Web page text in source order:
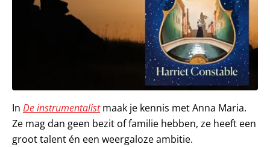
In De instrumentalistmaak je kennis met Anna Maria.
Ze mag dan geen bezit of familie hebben, ze heeft een
groot talent én een weergaloze ambitie.